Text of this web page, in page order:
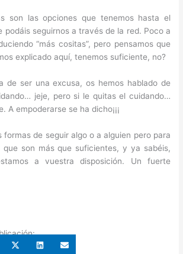
son las opciones que tenemos hasta el
podáis seguirnos a través de la red. Poco a
“más cositas”, pero pensamos que
explicado aquí, tenemos suficiente, no?
de ser una excusa, os hemos hablado de
jeje, pero si le quitas el cuidando…
A empoderarse se ha dicho¡¡¡
formas de seguir algo o a alguien pero para
que son más que suficientes, y ya sabéis,
a vuestra disposición. Un fuerte
CompartirCompartirCompartirCompartir
en